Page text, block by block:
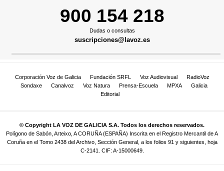
900 154 218
Dudas o consultas
suscripciones@lavoz.es
Corporación Voz de Galicia Fundación SRFL Voz Audiovisual
RadioVoz
Sondaxe
Canalvoz Voz Natura Prensa-Escuela MPXA
Galicia
Editorial
© Copyright LA VOZ DE GALICIA S.A. Todos los derechos reservados.
Polígono de Sabón, Arteixo, A CORUÑA (ESPAÑA) Inscrita en el Registro Mercantil de A
Coruña en el Tomo 2438 del Archivo, Sección General, a los folios 91 y siguientes, hoja
C-2141. CIF: A-15000649.